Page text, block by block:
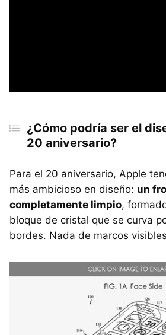
¿Cómo podría ser el
20 aniversario?
Para el 20 aniversario, Apple
más ambicioso en diseño: un
completamente limpio,
bloque de cristal que se curva
bordes. Nada de marcos